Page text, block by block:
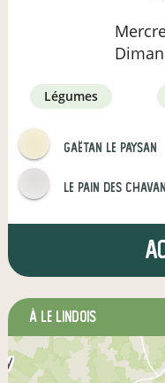
légumes
Gaëtan le paysan
Le pain des
à Le Lindois